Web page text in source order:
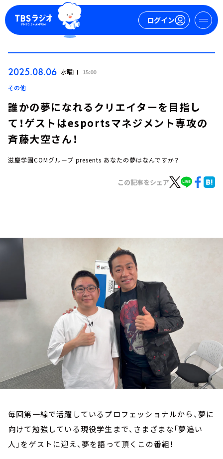
ログイン
イベント・グッズ
2025.08.06 水曜日 15:00
その他
誰かの夢になれるクリエイターを目指し
て！ゲストはesportsマネジメント専攻の
斉藤大空さん！
滋慶学園COMグループ presents あなたの夢はなんですか？
この記事をシェア
毎回第一線で活躍しているプロフェッショナルから、夢に
向けて勉強している現役学生まで、さまざまな「夢追い
人」をゲストに迎え、夢を語って頂くこの番組！